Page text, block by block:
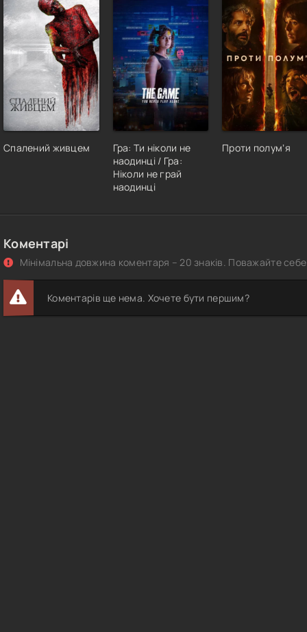
Спалений живцем
Гра: Ти ніколи не
наодинці / Гра:
Ніколи не грай
наодинці
Проти полумʼя
Коментарі
Мінімальна довжина коментаря – 20 знаків. Поважайте
Коментарів ще нема. Хочете бути першим?